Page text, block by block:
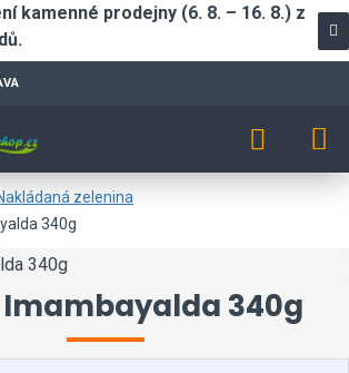
kamenné prodejny (6. 8. – 16. 8.) z
zelenina
340g
340g